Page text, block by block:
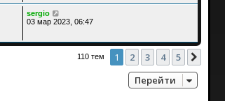
sergio
03 мар 2023, 06:47
110 тем 1 2 3 4 5
Перейти